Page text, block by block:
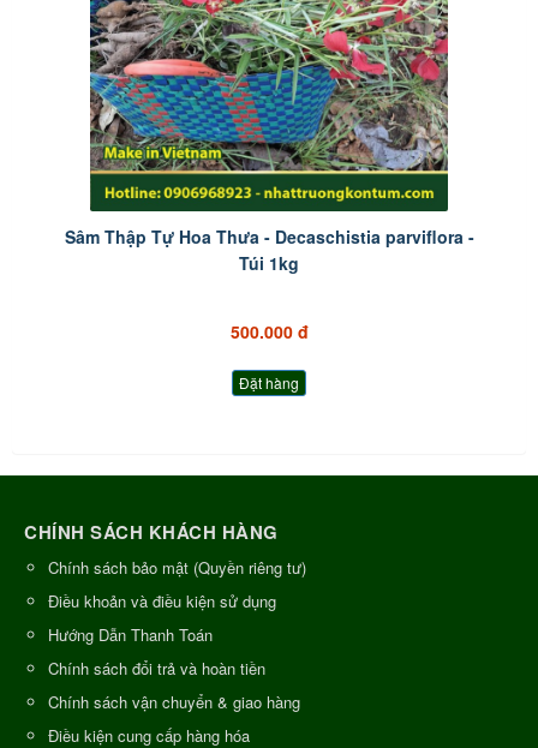
Sâm Thập Tự Hoa Thưa - Decaschistia parviflora -
Túi 1kg
500.000 đ
Đặt hàng
CHÍNH SÁCH KHÁCH HÀNG
Chính sách bảo mật (Quyền riêng tư)
Điều khoản và điều kiện sử dụng
Hướng Dẫn Thanh Toán
Chính sách đổi trả và hoàn tiền
Chính sách vận chuyển & giao hàng
Điều kiện cung cấp hàng hóa